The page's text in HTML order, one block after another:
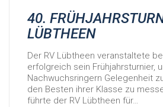
40.
LÜBTHEEN
Der RV Lübtheen veranstaltete
erfolgreich sein Frühjahrsturnier,
Nachwuchsringern Gelegenheit
den Besten ihrer Klasse zu
führte der RV Lübtheen für…